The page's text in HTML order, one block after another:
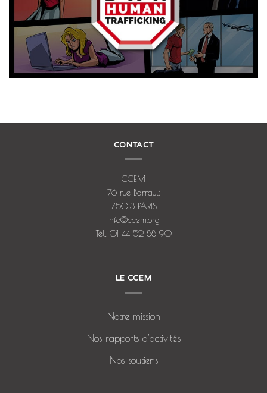
CONTACT
CCEM
76 rue Barrault
75013 PARIS
info@ccem.org
Tél: 01 44 52 88 90
LE CCEM
Notre mission
Nos rapports d’activités
Nos soutiens